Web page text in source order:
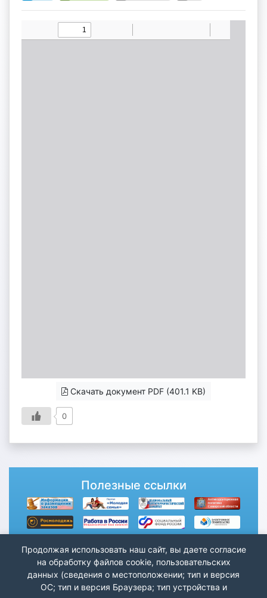
Скачать документ PDF (401.1 KB)
0
Полезные ссылки
Продолжая использовать наш сайт, вы даете согласие
на обработку файлов cookie, пользовательских
данных (сведения о местоположении; тип и версия
ОС; тип и версия Браузера; тип устройства и